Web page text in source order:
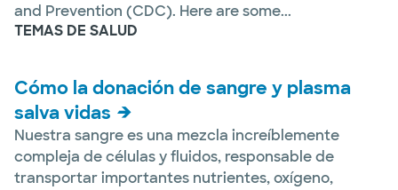
and Prevention (CDC). Here are some...
TEMAS DE SALUD
Cómo la donación de sangre y plasma
salva vidas
Nuestra sangre es una mezcla increíblemente
compleja de células y fluidos, responsable de
transportar importantes nutrientes, oxígeno,